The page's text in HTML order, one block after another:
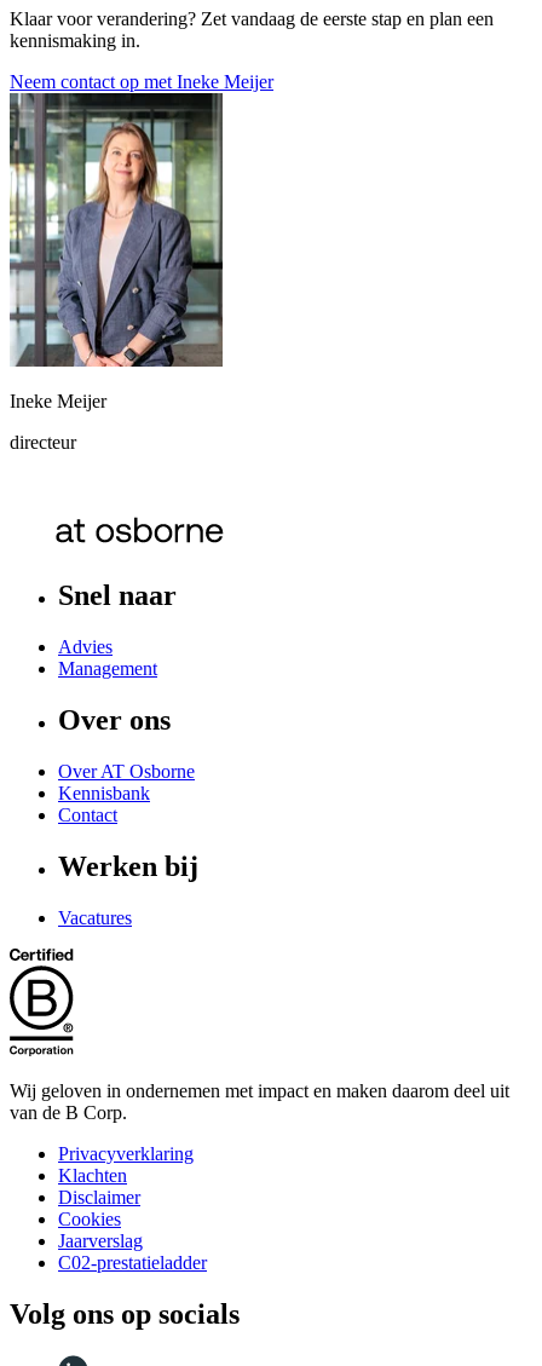
Klaar voor verandering? Zet vandaag de eerste stap en plan een
kennismaking in.
Neem contact op met Ineke Meijer
Ineke Meijer
directeur
Snel naar
Advies
Management
Over ons
Over AT Osborne
Kennisbank
Contact
Werken bij
Vacatures
Wij geloven in ondernemen met impact en maken daarom deel uit
van de B Corp.
Privacyverklaring
Klachten
Disclaimer
Cookies
Jaarverslag
C02-prestatieladder
Volg ons op socials